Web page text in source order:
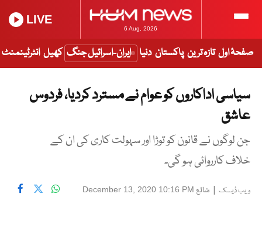
6 Aug, 2026
LIVE
صفحۂ اول تازہ ترین پاکستان دنیا ایران-اسرائیل جنگ کھیل انٹرٹینمنٹ
سیاسی اداکاروں کو عوام نے مسترد کردیا، فردوس
عاشق
جن لوگوں نے قانون کو توڑا اور سہولت کاری کی ان کے
خلاف کارروائی ہو گی۔
ویب ڈیسک | شائع December 13, 2020 10:16 PM